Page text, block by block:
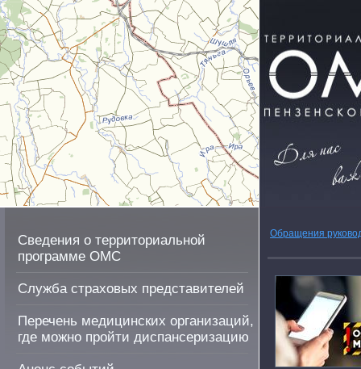
Сведения о территориальной
программе ОМС
Служба страховых представителей
Перечень медицинских организаций,
где можно пройти диспансеризацию
Обращения